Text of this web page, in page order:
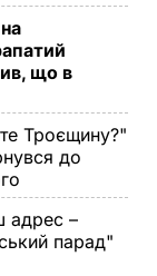
що в
Троєщину?"
до
адрес –
парад"